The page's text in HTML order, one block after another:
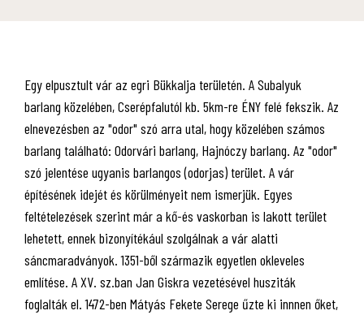
Egy elpusztult vár az egri Bükkalja területén. A Subalyuk
barlang közelében, Cserépfalutól kb. 5km-re ÉNY felé fekszik. Az
elnevezésben az "odor" szó arra utal, hogy közelében számos
barlang található: Odorvári barlang, Hajnóczy barlang. Az "odor"
szó jelentése ugyanis barlangos (odorjas) terület. A vár
építésének idejét és körülményeit nem ismerjük. Egyes
feltételezések szerint már a kő-és vaskorban is lakott terület
lehetett, ennek bizonyítékául szolgálnak a vár alatti
sáncmaradványok. 1351-ből származik egyetlen okleveles
említése. A XV. sz.ban Jan Giskra vezetésével husziták
foglalták el. 1472-ben Mátyás Fekete Serege űzte ki innnen őket,